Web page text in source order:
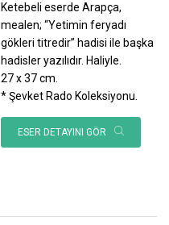
Ketebeli eserde Arapça,
mealen; “Yetimin feryadı
gökleri titredir” hadisi ile başka
hadisler yazılıdır. Haliyle.
27 x 37 cm.
* Şevket Rado Koleksiyonu.
ESER DETAYINI GÖR